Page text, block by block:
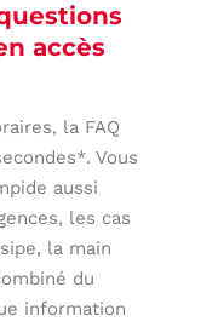
accès
la FAQ
Vous
aussi
les cas
la main
du
information